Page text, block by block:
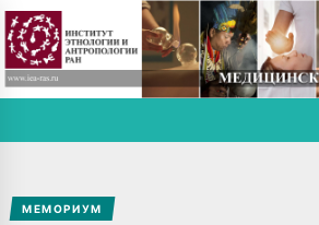
Skip
to
the
content
МЕМОРИУМ